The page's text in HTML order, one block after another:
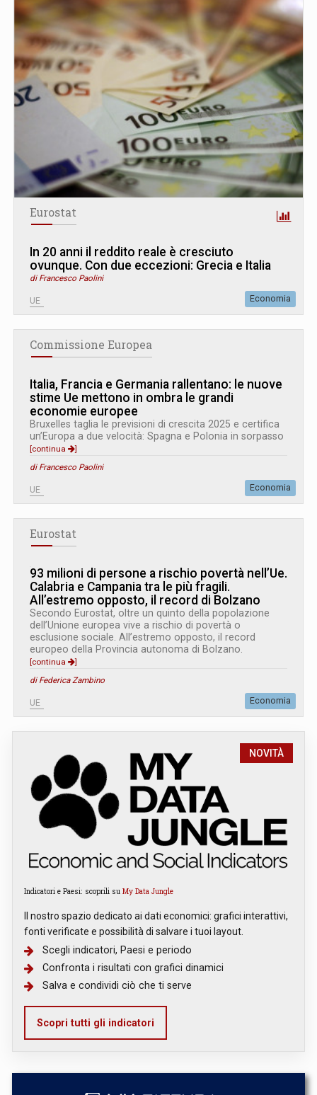
Eurostat
In 20 anni il reddito reale è cresciuto
ovunque. Con due eccezioni: Grecia e Italia
di Francesco Paolini
UE Economia
Commissione Europea
Italia, Francia e Germania rallentano: le nuove
stime Ue mettono in ombra le grandi
economie europee
Bruxelles taglia le previsioni di crescita 2025 e certifica
un’Europa a due velocità: Spagna e Polonia in sorpasso
[continua
]
di Francesco Paolini
UE Economia
Eurostat
93 milioni di persone a rischio povertà nell’Ue.
Calabria e Campania tra le più fragili.
All’estremo opposto, il record di Bolzano
Secondo Eurostat, oltre un quinto della popolazione
dell’Unione europea vive a rischio di povertà o
esclusione sociale. All’estremo opposto, il record
europeo della Provincia autonoma di Bolzano.
[continua
]
di Federica Zambino
UE Economia
NOVITÀ
Indicatori e Paesi: scoprili su My Data Jungle
Il nostro spazio dedicato ai dati economici: grafici interattivi,
fonti verificate e possibilità di salvare i tuoi layout.
Scegli indicatori, Paesi e periodo
Confronta i risultati con grafici dinamici
Salva e condividi ciò che ti serve
Scopri tutti gli indicatori